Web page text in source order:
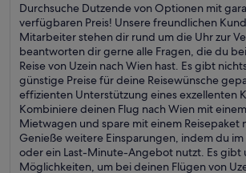
Durchsuche Dutzende von Optionen mit
verfügbaren Preis! Unsere freundlichen
Mitarbeiter stehen dir rund um die Uhr zur
beantworten dir gerne alle Fragen, die du
Reise von Uzein nach Wien hast. Es gibt
günstige Preise für deine Reisewünsche
effizienten Unterstützung eines exzellenten
Kombiniere deinen Flug nach Wien mit
Mietwagen und spare mit einem Reisepaket
Genieße weitere Einsparungen, indem du im
oder ein Last-Minute-Angebot nutzt. Es gibt
Möglichkeiten, um bei deinen Flügen von